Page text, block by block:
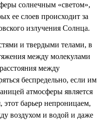
солнечным «светом»,
ее слоев происходит за
излучения Солнца.
и твердыми телами, в
между молекулами
между
беспредельно, если им
атмосферы является
этот барьер непроницаем,
воздухом и водой и даже